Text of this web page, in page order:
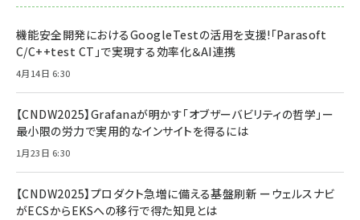
機能安全開発におけるGoogleTestの活用を支援!「Parasoft
C/C++test CT」で実現する効率化＆AI連携
4月14日 6:30
【CNDW2025】Grafanaが明かす「オブザーバビリティの哲学」ー
最小限の労力で実用的なインサイトを得るには
1月23日 6:30
【CNDW2025】プロダクト急増に備える基盤刷新 ーウェルスナビ
がECSからEKSへの移行で得た知見とは